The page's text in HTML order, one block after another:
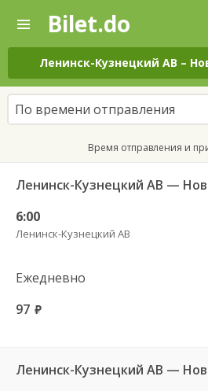
—
Поиск
и
покупка
билетов
на
автобус
онлайн
Bilet.do
Ленинск-Кузнецкий АВ –
По времени отправления
Время отправления и
Ленинск-Кузнецкий АВ —
6:00
Ленинск-Кузнецкий АВ
Ежедневно
97 руб.
Ленинск-Кузнецкий АВ —